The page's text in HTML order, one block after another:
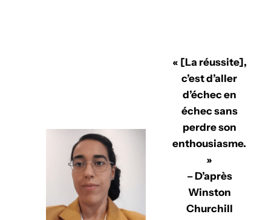
« [La réussite],
c’est d’aller
d’échec en
échec sans
perdre son
enthousiasme.
»
– D’après
Winston
Churchill